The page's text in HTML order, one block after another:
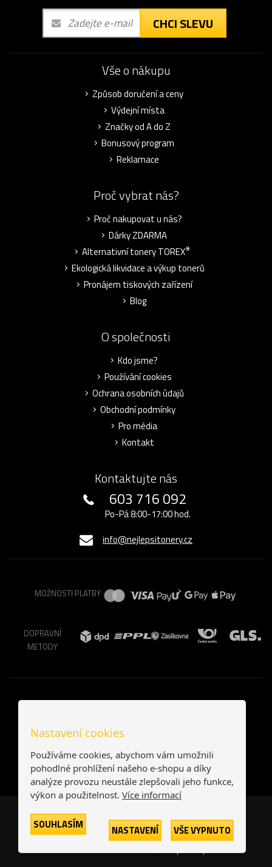
CHCI SLEVU
Vše o nákupu
Způsob doručení a ceny
Výdejní místa
Značky od A do Z
Bonusový program
Reklamace
Proč vybrat nás?
Proč nakupovat u nás?
Dárky ZDARMA
Alternativní tonery TOREX®
Ekologická likvidace a výkup tonerů
Pronájem tiskových zařízení
Blog
O společnosti
Kdo jsme?
Používání cookies
Ochrana osobních údajů
Obchodní podmínky
Pro média
Kontakt
Kontaktujte nás
603 716 092
Po-Pá 8:00-17:00 hod.
info@nejlepsitonery.cz
MOŽNOSTI PLATBY
DOPRAVNÍ
METODY
Česká republika Slovensko
© 2026
-
Printonia s.r.o.
-
Všechna práva vyhrazena
Nastavení cookies
Používáme cookies, abychom vám umožnili
pohodlné prohlížení našeho e-shopu a díky
analýze provozu neustále zlepšovali jeho funkce,
výkon a použitelnost. Více informací
SOUHLASÍM NASTAVENÍ VŠE VYPNUTO